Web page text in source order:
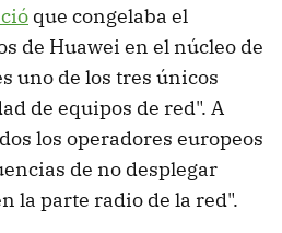
que congelaba el
de Huawei en el núcleo de
uno de los tres únicos
de equipos de red". A
los operadores europeos
de no desplegar
la parte radio de la red".